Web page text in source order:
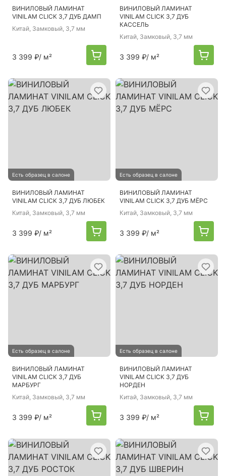
ВИНИЛОВЫЙ ЛАМИНАТ
VINILAM CLICK 3,7 ДУБ ДАМП
Китай, Замковый, 3,7 мм
3 399 ₽/ м²
ВИНИЛОВЫЙ ЛАМИНАТ
VINILAM CLICK 3,7 ДУБ
КАССЕЛЬ
Китай, Замковый, 3,7 мм
3 399 ₽/ м²
Есть образец в салоне
ВИНИЛОВЫЙ ЛАМИНАТ
VINILAM CLICK 3,7 ДУБ ЛЮБЕК
Китай, Замковый, 3,7 мм
3 399 ₽/ м²
Есть образец в салоне
ВИНИЛОВЫЙ ЛАМИНАТ
VINILAM CLICK 3,7 ДУБ МЁРС
Китай, Замковый, 3,7 мм
3 399 ₽/ м²
Есть образец в салоне
ВИНИЛОВЫЙ ЛАМИНАТ
VINILAM CLICK 3,7 ДУБ
МАРБУРГ
Китай, Замковый, 3,7 мм
3 399 ₽/ м²
Есть образец в салоне
ВИНИЛОВЫЙ ЛАМИНАТ
VINILAM CLICK 3,7 ДУБ
НОРДЕН
Китай, Замковый, 3,7 мм
3 399 ₽/ м²